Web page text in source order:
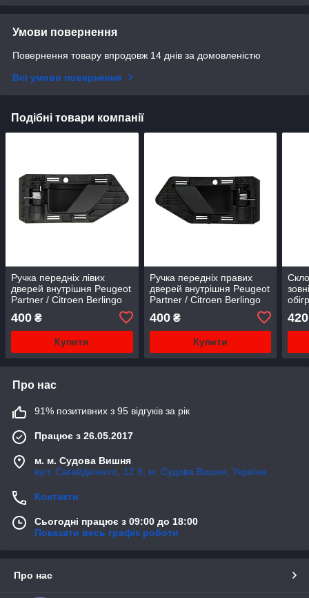
Умови повернення
Повернення товару впродовж 14 днів за домовленістю
Всі умови повернення
Подібні товари компанії
Ручка передніх лівих
дверей внутрішня Peugeot
Partner / Citroen Berlingo
AUTOTECHTEILE
(Німеччина)
400 ₴
Купити
Ручка передніх правих
дверей внутрішня Peugeot
Partner / Citroen Berlingo
AUTOTECHTEILE
(Німеччина)
400₴
Купити
420
Про нас
91% позитивних з 95 відгуків за рік
Працює з 26.05.2017
м. м. Судова Вишня
вул. Сагайдачного, 12 б, м. Судова Вишня, Україна
Контакти
Сьогодні працює з 09:00 до 18:00
Показати весь графік роботи
Про нас